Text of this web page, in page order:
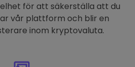
för att säkerställa att du
vår plattform och blir en
inom kryptovaluta.